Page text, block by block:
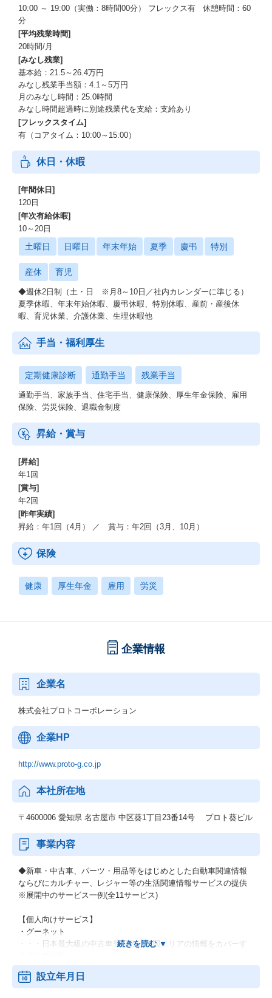
10:00 ～ 19:00（実働：8時間00分） フレックス有 休憩時間：60
分
[平均残業時間]
20時間/月
[みなし残業]
基本給：21.5～26.4万円
みなし残業手当額：4.1～5万円
月のみなし時間：25.0時間
みなし時間超過時に別途残業代を支給：支給あり
[フレックスタイム]
有（コアタイム：10:00～15:00）
休日・休暇
[年間休日]
120日
[年次有給休暇]
10～20日
土曜日 日曜日 年末年始 夏季 慶弔 特別
産休 育児
◆週休2日制（土・日 ※月8～10日／社内カレンダーに準じる）
夏季休暇、年末年始休暇、慶弔休暇、特別休暇、産前・産後休
暇、育児休業、介護休業、生理休暇他
手当・福利厚生
定期健康診断 通勤手当 残業手当
通勤手当、家族手当、住宅手当、健康保険、厚生年金保険、雇用
保険、労災保険、退職金制度
昇給・賞与
[昇給]
年1回
[賞与]
年2回
[昨年実績]
昇給：年1回（4月） ／ 賞与：年2回（3月、10月）
保険
健康 厚生年金 雇用 労災
企業情報
企業名
株式会社プロトコーポレーション
企業HP
http://www.proto-g.co.jp
本社所在地
〒4600006 愛知県 名古屋市 中区葵1丁目23番14号 プロト葵ビル
事業内容
◆新車・中古車、パーツ・用品等をはじめとした自動車関連情報
ならびにカルチャー、レジャー等の生活関連情報サービスの提供
※展開中のサービス一例(全11サービス)
【個人向けサービス】
・グーネット
・・・日本最大級の中古車登録数、全国エリアの情報をカバーす
・グーワールド
設立年月日